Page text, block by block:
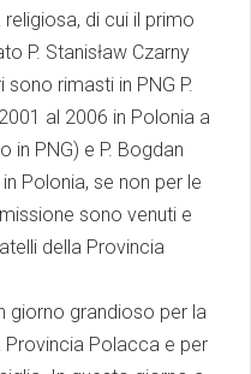
di cui il primo
P. Stanisław Czarny
sono rimasti in PNG P.
al 2006 in Polonia a
in PNG) e P. Bogdan
Polonia, se non per le
sono venuti e
della Provincia
giorno grandioso per la
Provincia Polacca e per